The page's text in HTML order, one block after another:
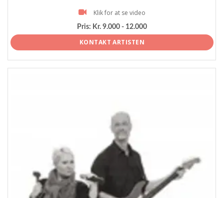
Klik for at se video
Pris: Kr. 9.000 - 12.000
KONTAKT ARTISTEN